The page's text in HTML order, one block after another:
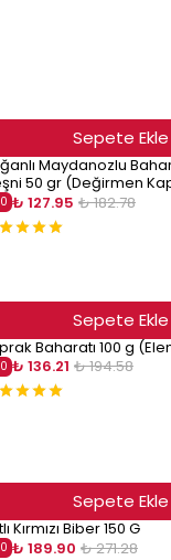
Sepete Ekle
Maydanozlu
50 gr (Değirmen
₺ 127.95 ₺ 182.78
Sepete Ekle
Baharatı 100 g
₺ 136.21 ₺ 194.58
Sepete Ekle
Kırmızı Biber 150 G
₺ 189.90 ₺ 271.28